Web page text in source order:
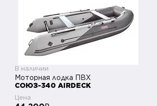
В наличии
Моторная лодка ПВХ
СОЮЗ-340 AIRDECK
Цена